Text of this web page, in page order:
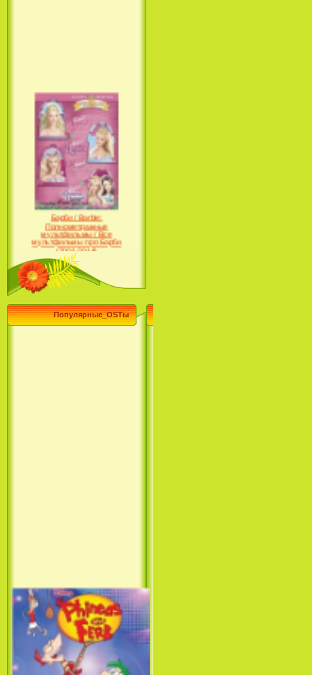
Барби / Barbie:
Полнометражные
мультфильмы / Все
мультфильмы про Барби
(2001-2014)
Фархат: Принц Персии /
Популярные_OSTы